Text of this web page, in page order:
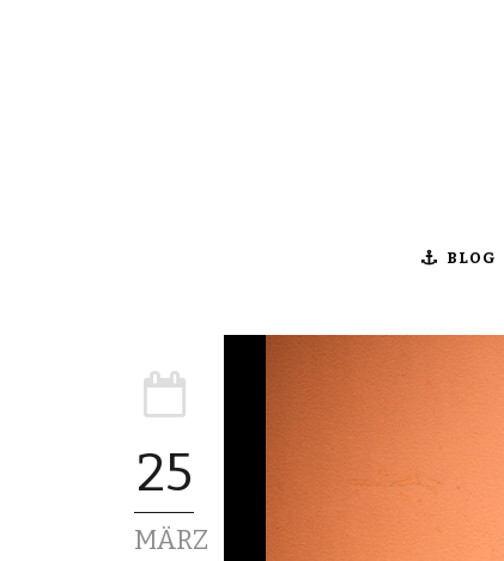
BLOG
25
MÄRZ